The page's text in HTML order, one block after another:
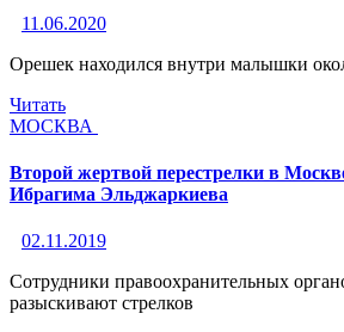
11.06.2020
Орешек находился внутри малышки
Читать
МОСКВА
Второй жертвой перестрелки в
Ибрагима Эльджаркиева
02.11.2019
Сотрудники правоохранительных
разыскивают стрелков